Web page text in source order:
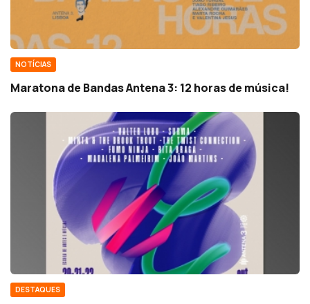
NOTÍCIAS
Maratona de Bandas Antena 3: 12 horas de música!
DESTAQUES